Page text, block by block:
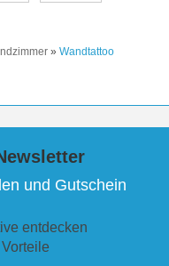
» Wandtattoo
und Gutschein
entdecken